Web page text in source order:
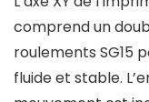
comprend un
roulements SG15
fluide et stable.